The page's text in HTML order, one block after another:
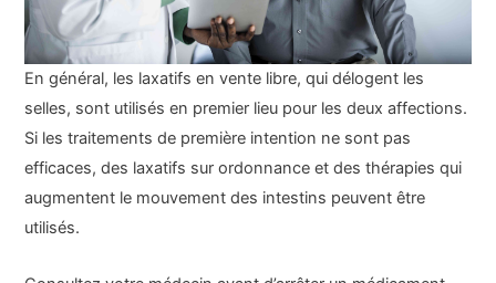
En général, les laxatifs en vente libre, qui délogent les
selles, sont utilisés en premier lieu pour les deux affections.
Si les traitements de première intention ne sont pas
efficaces, des laxatifs sur ordonnance et des thérapies qui
augmentent le mouvement des intestins peuvent être
utilisés.